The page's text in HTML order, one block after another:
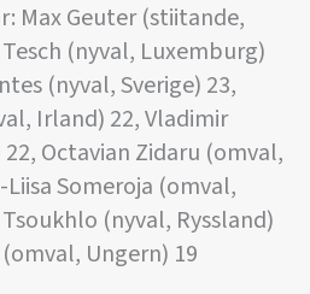
Max Geuter (stiitande,
(nyval, Luxemburg)
(nyval, Sverige) 23,
Irland) 22, Vladimir
Octavian Zidaru (omval,
Someroja (omval,
(nyval, Ryssland)
Ungern) 19